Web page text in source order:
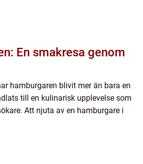
En smakresa genom
hamburgaren blivit mer än bara en
till en kulinarisk upplevelse som
Att njuta av en hamburgare i